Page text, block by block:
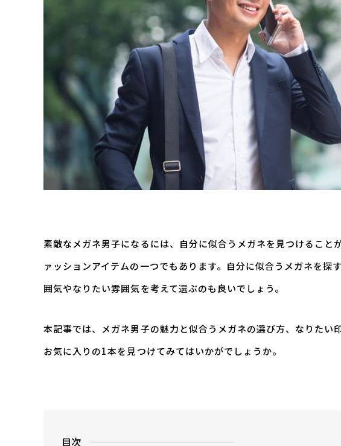
素敵なメガネ男子になるには、自分に似合うメガネを見つけること
ァッションアイテムの一つでもあります。自分に似合うメガネを探
囲気やなりたい雰囲気を考えて選ぶのも良いでしょう。
本記事では、メガネ男子の魅力と似合うメガネの選び方、なりたい
お気に入りの1本を見つけてみてはいかがでしょうか。
目次